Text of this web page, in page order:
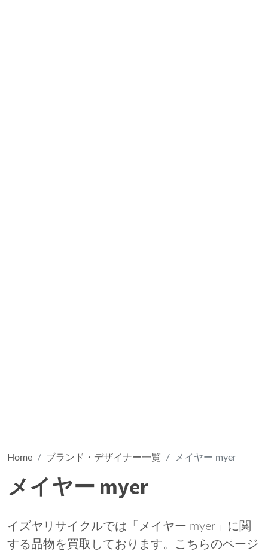
Home ブランド・デザイナー一覧 メイヤー myer
メイヤー myer
イズヤリサイクルでは「メイヤー myer」に関
する品物を買取しております。こちらのページ